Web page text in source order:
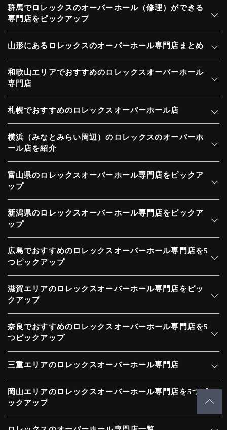
群馬でロレックスのオーバーホール（修理）ができる
専門店をピックアップ
山形にあるロレックスのオーバーホール専門店まとめ
和歌山エリアでおすすめのロレックスオーバーホール
専門店
札幌でおすすめのロレックスオーバーホール店
横浜（みなとみらい周辺）のロレックスのオーバーホ
ール店を紹介
富山県のロレックスオーバーホール専門店をピックア
ップ
新潟県のロレックスオーバーホール専門店をピックア
ップ
広島でおすすめのロレックスオーバーホール専門店を5
つピックアップ
滋賀エリアのロレックスオーバーホール専門店をピッ
クアップ
奈良でおすすめのロレックスオーバーホール専門店を5
つピックアップ
三重エリアのロレックスオーバーホール専門店
岡山エリアのロレックスオーバーホール専門店を5つピ
ックアップ